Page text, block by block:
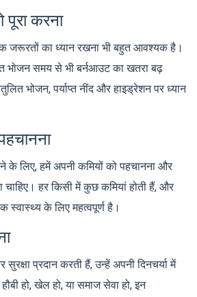
करना
का ध्यान रखना भी बहुत आवश्यक है।
भोजन समय से भी बर्नआउट का खतरा बढ़
भोजन, पर्याप्त नींद और हाइड्रेशन पर ध्यान
के लिए, हमें अपनी कमियों को पहचानना और
चाहिए। हर किसी में कुछ कमियां होती हैं, और
स्वास्थ्य के लिए महत्वपूर्ण है।
प्रदान करती हैं, उन्हें अपनी दिनचर्या में
हो, खेल हो, या समाज सेवा हो, इन